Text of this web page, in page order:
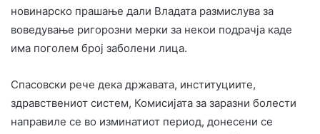
новинарско прашање дали Владата размислува за
воведување ригорозни мерки за некои подрачја каде
има поголем број заболени лица.
Спасовски рече дека државата, институциите,
здравствениот систем, Комисијата за заразни болести
направиле се во изминатиот период, донесени се